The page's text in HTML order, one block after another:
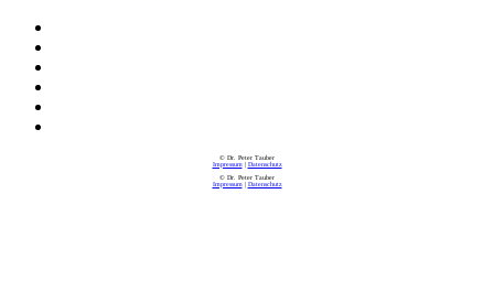
© Dr. Peter Tauber
Impressum| Datenschutz
© Dr. Peter Tauber
Impressum| Datenschutz